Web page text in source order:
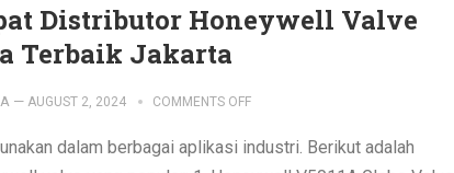
Distributor Honeywell Valve
Terbaik Jakarta
— AUGUST 2, 2024 COMMENTS OFF
dalam berbagai aplikasi industri. Berikut adalah